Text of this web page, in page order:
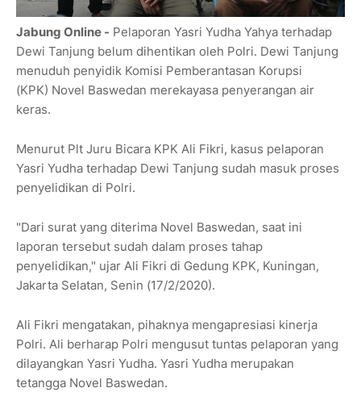
Jabung Online - Pelaporan Yasri Yudha Yahya terhadap
Dewi Tanjung belum dihentikan oleh Polri. Dewi Tanjung
menuduh penyidik Komisi Pemberantasan Korupsi
(KPK) Novel Baswedan merekayasa penyerangan air
keras.
Menurut Plt Juru Bicara KPK Ali Fikri, kasus pelaporan
Yasri Yudha terhadap Dewi Tanjung sudah masuk proses
penyelidikan di Polri.
"Dari surat yang diterima Novel Baswedan, saat ini
laporan tersebut sudah dalam proses tahap
penyelidikan," ujar Ali Fikri di Gedung KPK, Kuningan,
Jakarta Selatan, Senin (17/2/2020).
Ali Fikri mengatakan, pihaknya mengapresiasi kinerja
Polri. Ali berharap Polri mengusut tuntas pelaporan yang
dilayangkan Yasri Yudha. Yasri Yudha merupakan
tetangga Novel Baswedan.